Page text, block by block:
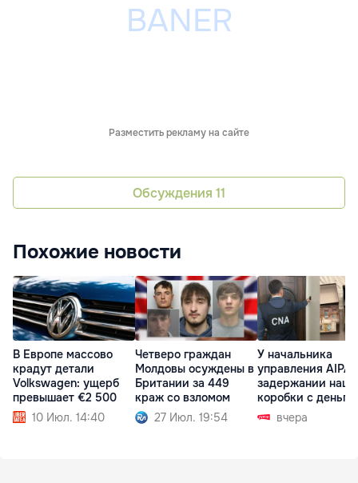
Разместить рекламу на сайте
Обсуждения 11
Похожие новости
В Европе массово
крадут детали
Volkswagen: ущерб
превышает €2 500
10 Июл. 14:40
Четверо граждан
Молдовы осуждены в
Британии за 449
краж со взломом
27 Июл. 19:54
У начальника
управления AIPA
задержании
коробки с
вчера